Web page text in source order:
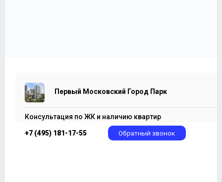
Первый Московский Город Парк
Консультация по ЖК и наличию квартир
+7 (495) 181-17-55 Обратный звонок